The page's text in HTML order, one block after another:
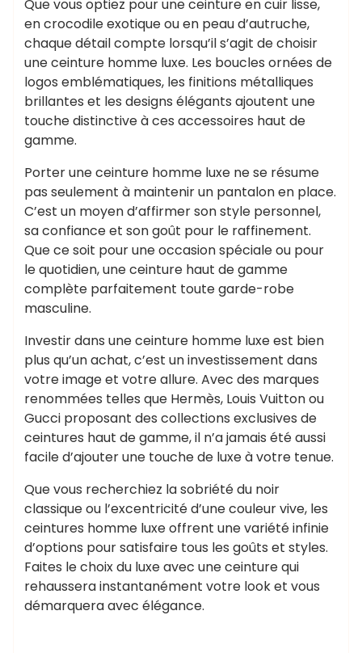
Que vous optiez pour une ceinture en cuir lisse,
en crocodile exotique ou en peau d’autruche,
chaque détail compte lorsqu’il s’agit de choisir
une ceinture homme luxe. Les boucles ornées de
logos emblématiques, les finitions métalliques
brillantes et les designs élégants ajoutent une
touche distinctive à ces accessoires haut de
gamme.
Porter une ceinture homme luxe ne se résume
pas seulement à maintenir un pantalon en place.
C’est un moyen d’affirmer son style personnel,
sa confiance et son goût pour le raffinement.
Que ce soit pour une occasion spéciale ou pour
le quotidien, une ceinture haut de gamme
complète parfaitement toute garde-robe
masculine.
Investir dans une ceinture homme luxe est bien
plus qu’un achat, c’est un investissement dans
votre image et votre allure. Avec des marques
renommées telles que Hermès, Louis Vuitton ou
Gucci proposant des collections exclusives de
ceintures haut de gamme, il n’a jamais été aussi
facile d’ajouter une touche de luxe à votre tenue.
Que vous recherchiez la sobriété du noir
classique ou l’excentricité d’une couleur vive, les
ceintures homme luxe offrent une variété infinie
d’options pour satisfaire tous les goûts et styles.
Faites le choix du luxe avec une ceinture qui
rehaussera instantanément votre look et vous
démarquera avec élégance.